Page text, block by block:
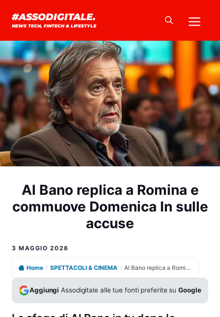
#ASSODIGITALE.
NEWS TECH, FINTECH & LIFESTYLE
Al Bano replica a Romina e
commuove Domenica In sulle
accuse
3 MAGGIO 2026
Home / SPETTACOLI & CINEMA / Al Bano replica a Romina e commuove Domenica In sulle accuse
Aggiungi Assodigitale alle tue fonti preferite suGoogle